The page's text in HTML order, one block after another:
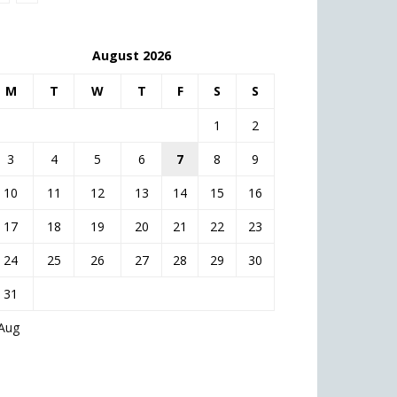
August 2026
M T W T F S S
1
2
3
4 5 6 7 8
9
10
11 12 13 14 15
16
17
18 19 20 21 22
23
24
25 26 27 28 29
30
31